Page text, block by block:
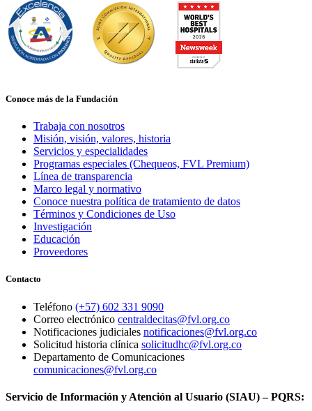
Conoce más de la Fundación
Trabaja con nosotros
Misión, visión, valores, historia
Servicios y especialidades
Programas especiales (Chequeos, FVL Premium)
Línea de transparencia
Marco legal y normativo
Conoce nuestra política de tratamiento de datos
Términos y Condiciones de Uso
Investigación
Educación
Proveedores
Contacto
Teléfono (+57) 602 331 9090
Correo electrónico centraldecitas@fvl.org.co
Notificaciones judiciales notificaciones@fvl.org.co
Solicitud historia clínica solicitudhc@fvl.org.co
Departamento de Comunicaciones
comunicaciones@fvl.org.co
Servicio de Información y Atención al Usuario (SIAU) – PQRS: